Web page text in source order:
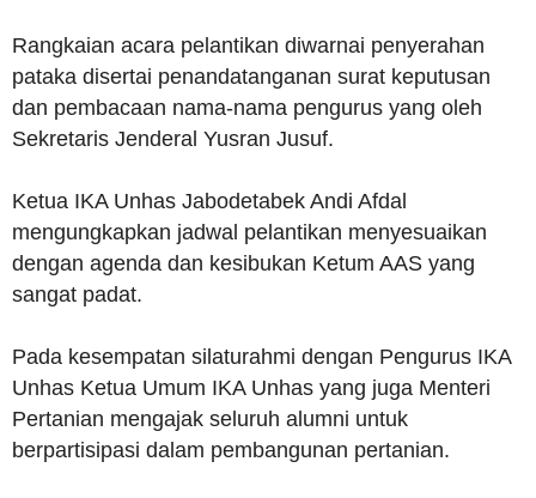
Rangkaian acara pelantikan diwarnai penyerahan
pataka disertai penandatanganan surat keputusan
dan pembacaan nama-nama pengurus yang oleh
Sekretaris Jenderal Yusran Jusuf.
Ketua IKA Unhas Jabodetabek Andi Afdal
mengungkapkan jadwal pelantikan menyesuaikan
dengan agenda dan kesibukan Ketum AAS yang
sangat padat.
Pada kesempatan silaturahmi dengan Pengurus IKA
Unhas Ketua Umum IKA Unhas yang juga Menteri
Pertanian mengajak seluruh alumni untuk
berpartisipasi dalam pembangunan pertanian.